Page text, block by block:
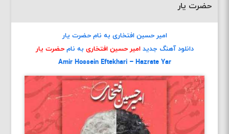
حضرت یار
امیر حسین افتخاری به نام حضرت یار
دانلود آهنگ جدید امیر حسین افتخاری به نامحضرت یار
Amir Hossein Eftekhari – Hazrate Yar